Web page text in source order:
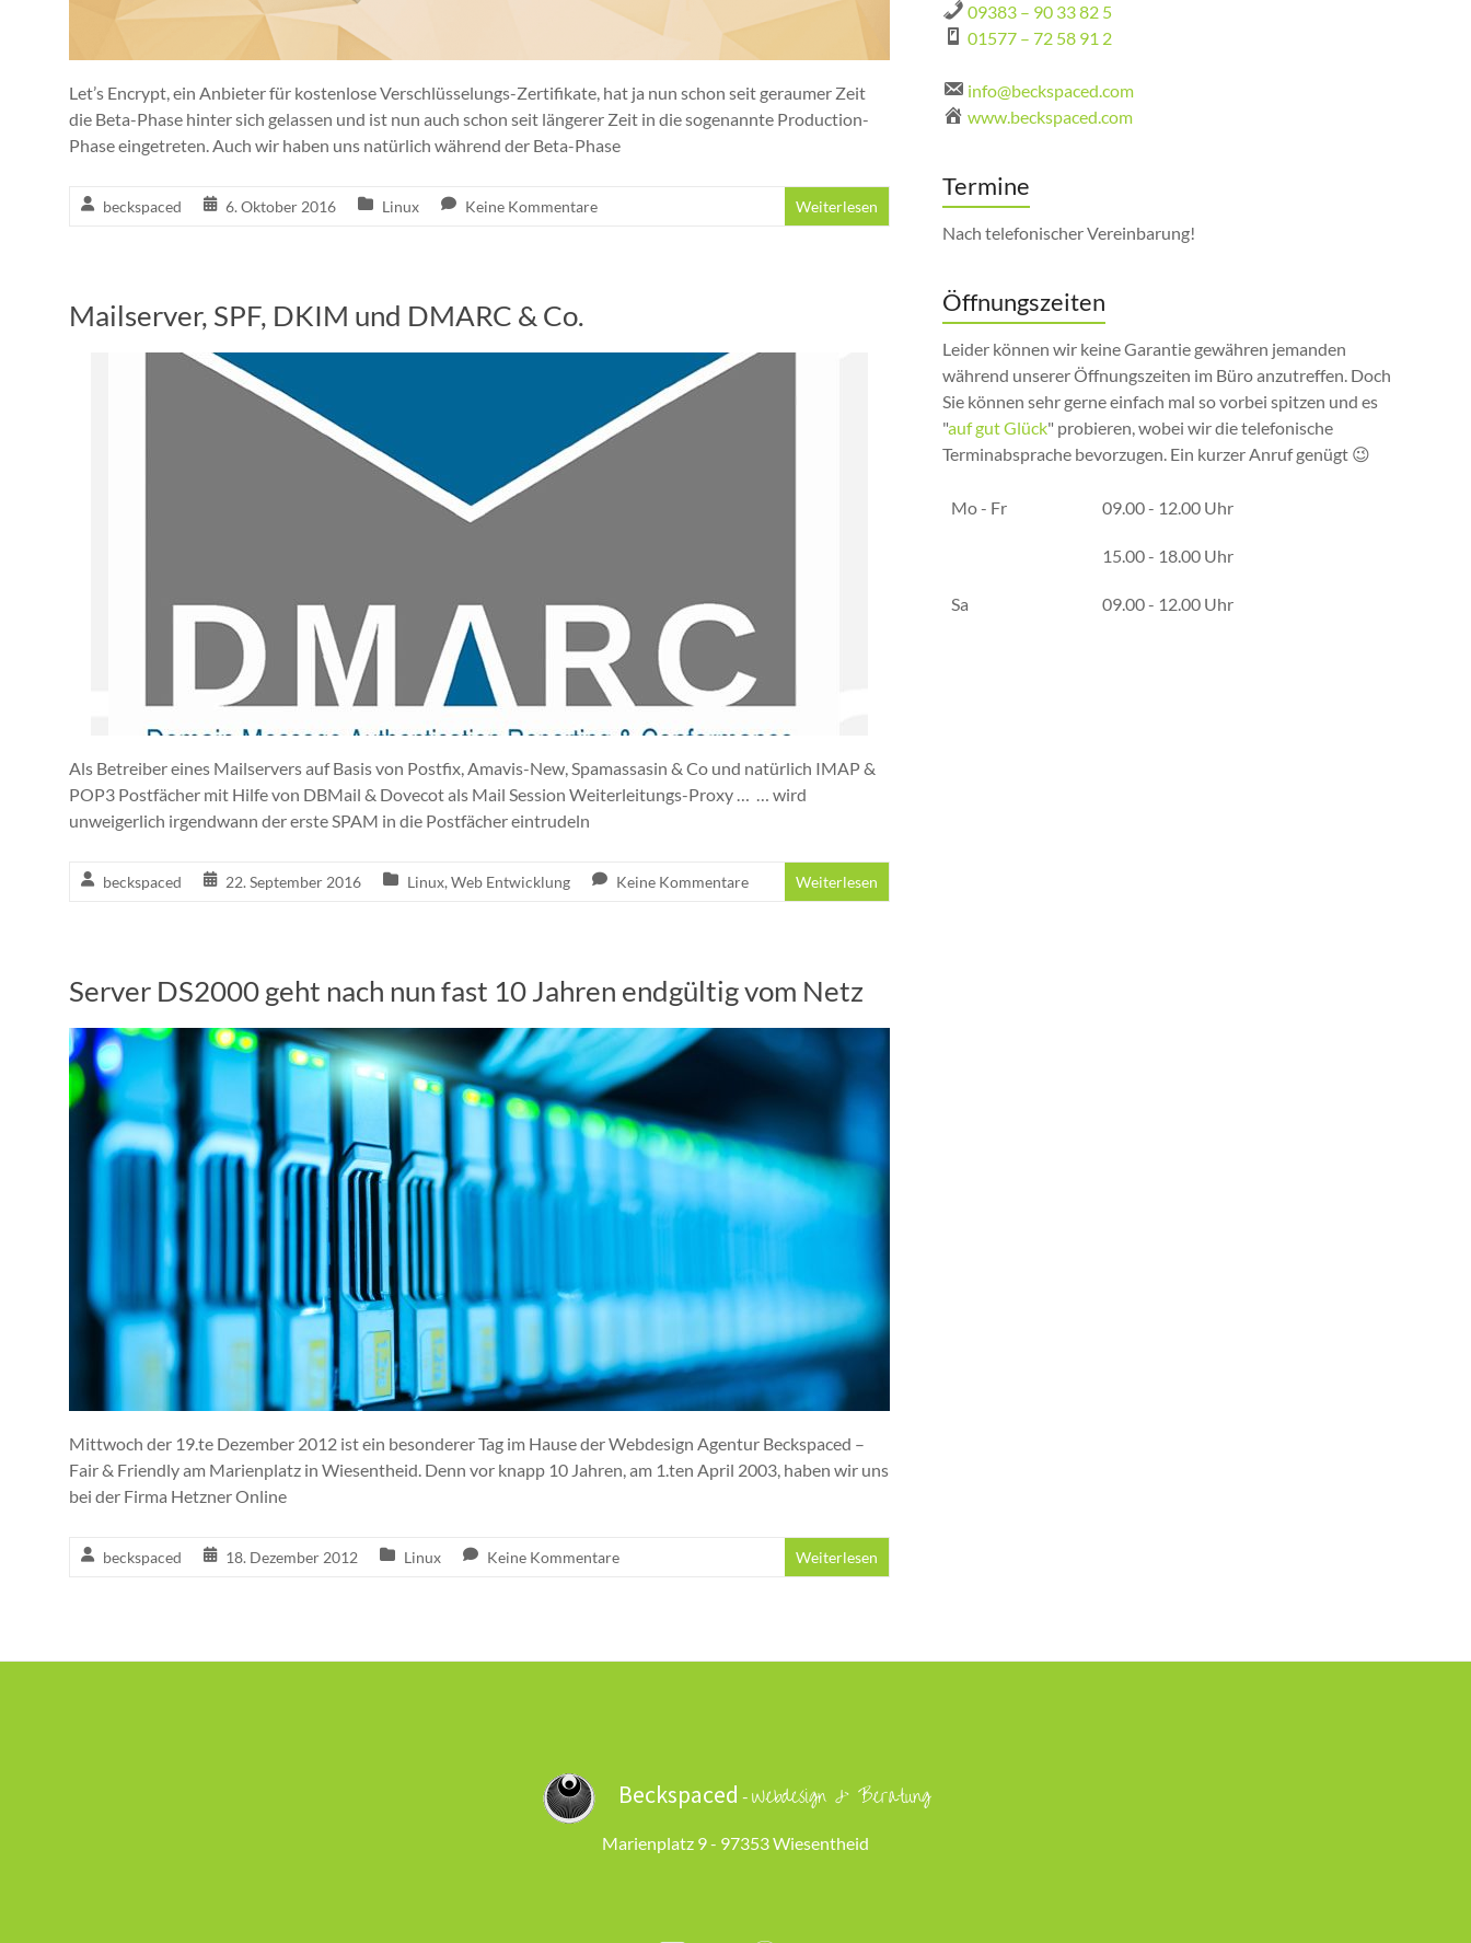
Let’s Encrypt, ein Anbieter für kostenlose Verschlüsselungs-Zertifikate, hat ja nun schon seit geraumer Zeit
die Beta-Phase hinter sich gelassen und ist nun auch schon seit längerer Zeit in die sogenannte Production-
Phase eingetreten. Auch wir haben uns natürlich während der Beta-Phase
beckspaced 6. Oktober 2016 Linux Keine Kommentare Weiterlesen
Mailserver, SPF, DKIM und DMARC & Co.
Als Betreiber eines Mailservers auf Basis von Postfix, Amavis-New, Spamassasin & Co und natürlich IMAP &
POP3 Postfächer mit Hilfe von DBMail & Dovecot als Mail Session Weiterleitungs-Proxy … … wird
unweigerlich irgendwann der erste SPAM in die Postfächer eintrudeln
beckspaced 22. September 2016 Linux, Web Entwicklung Keine Kommentare Weiterlesen
Server DS2000 geht nach nun fast 10 Jahren endgültig vom Netz
Mittwoch der 19.te Dezember 2012 ist ein besonderer Tag im Hause der Webdesign Agentur Beckspaced –
Fair & Friendly am Marienplatz in Wiesentheid. Denn vor knapp 10 Jahren, am 1.ten April 2003, haben wir uns
bei der Firma Hetzner Online
beckspaced 18. Dezember 2012 Linux Keine Kommentare Weiterlesen
09383 – 90 33 82 5
01577 – 72 58 91 2
info@beckspaced.com
www.beckspaced.com
Termine
Nach telefonischer Vereinbarung!
Öffnungszeiten
Leider können wir keine Garantie gewähren jemanden
während unserer Öffnungszeiten im Büro anzutreffen. Doch
Sie können sehr gerne einfach mal so vorbei spitzen und es
"auf gut Glück" probieren, wobei wir die telefonische
Terminabsprache bevorzugen. Ein kurzer Anruf genügt 😉
Mo - Fr 09.00 - 12.00 Uhr
15.00 - 18.00 Uhr
Sa 09.00 - 12.00 Uhr
Beckspaced - Webdesign & Beratung
Marienplatz 9 - 97353 Wiesentheid